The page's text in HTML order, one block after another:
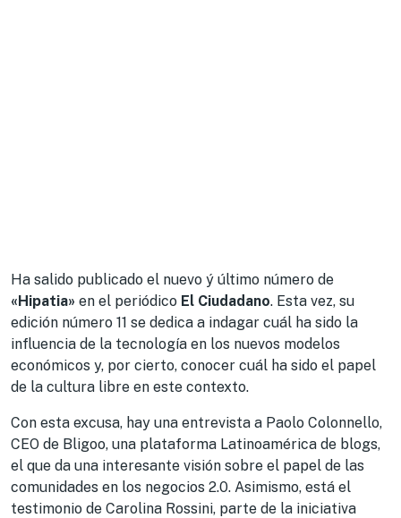
Ha salido publicado el nuevo ý último número de
«Hipatia» en el periódico El Ciudadano. Esta vez, su
edición número 11 se dedica a indagar cuál ha sido la
influencia de la tecnología en los nuevos modelos
económicos y, por cierto, conocer cuál ha sido el papel
de la cultura libre en este contexto.
Con esta excusa, hay una entrevista a Paolo Colonnello,
CEO de Bligoo, una plataforma Latinoamérica de blogs,
el que da una interesante visión sobre el papel de las
comunidades en los negocios 2.0. Asimismo, está el
testimonio de Carolina Rossini, parte de la iniciativa